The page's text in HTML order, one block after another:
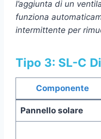
l’aggiunta di un
funziona
intermittente per
Tipo 3: SL-C
Componente
Pannello solare